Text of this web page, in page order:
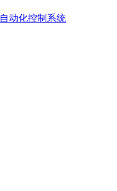
自动化控制系统